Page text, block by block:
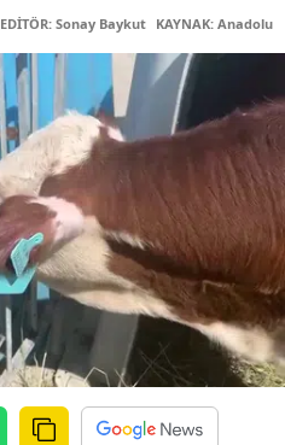
EDİTÖR: Sonay Baykut KAYNAK: Anadolu